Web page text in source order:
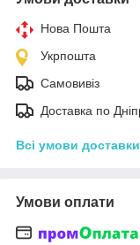
Нова Пошта
Укрпошта
Самовивіз
Доставка по
Всі умови доставки
Умови оплати